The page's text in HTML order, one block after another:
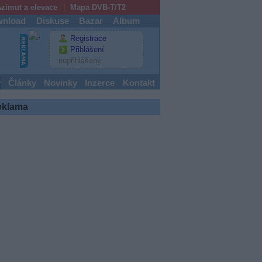
a elevace Mapa DVB-T/T2
Diskuse Bazar Album
Registrace
Přihlášení
nepřihlášený
Články Novinky Inzerce Kontakt